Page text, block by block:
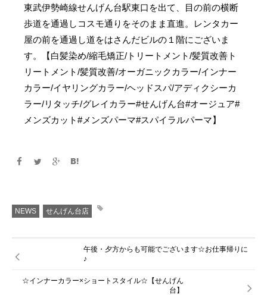
東武伊勢崎線せんげん台駅東口を出て、目の前の横断
歩道を通過しコスモ通りをそのまま直進。レンタカー
屋の前を通過し道をはさんだビルの１階にございま
す。【白髪染め/縮毛矯正/トリートメント/髪質改善ト
リートメント/髪質改善/オーガニックカラー/インナー
カラー/イヤリングカラー/ヘッドスパ/アディクシーカ
ラー/リタッチ/グレイカラー#せんげん台#オージュア#
メンズカット#メンズパーマ#スパイラルパーマ】
NEWS せんげん台店
午後・夕方からも可能でございます☆お仕事帰りに
♪
☆インナーカラー×ショートスタイル☆【せんげん
台】